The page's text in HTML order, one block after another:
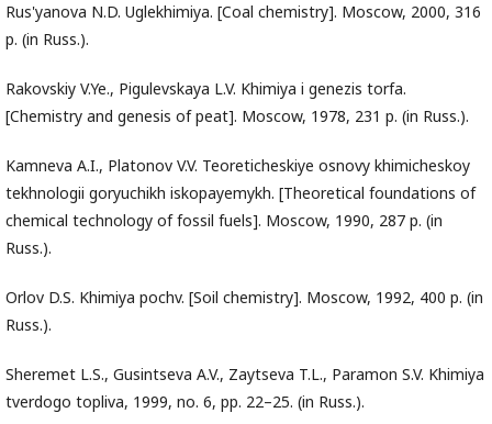
Rus'yanova N.D. Uglekhimiya. [Coal chemistry]. Moscow, 2000, 316
p. (in Russ.).
Rakovskiy V.Ye., Pigulevskaya L.V. Khimiya i genezis torfa.
[Chemistry and genesis of peat]. Moscow, 1978, 231 p. (in Russ.).
Kamneva A.I., Platonov V.V. Teoreticheskiye osnovy khimicheskoy
tekhnologii goryuchikh iskopayemykh. [Theoretical foundations of
chemical technology of fossil fuels]. Moscow, 1990, 287 p. (in
Russ.).
Orlov D.S. Khimiya pochv. [Soil chemistry]. Moscow, 1992, 400 p. (in
Russ.).
Sheremet L.S., Gusintseva A.V., Zaytseva T.L., Paramon S.V. Khimiya
tverdogo topliva, 1999, no. 6, pp. 22–25. (in Russ.).